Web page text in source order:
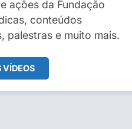
ações da Fundação
conteúdos
palestras e muito mais.
VÍDEOS
de Oliveira